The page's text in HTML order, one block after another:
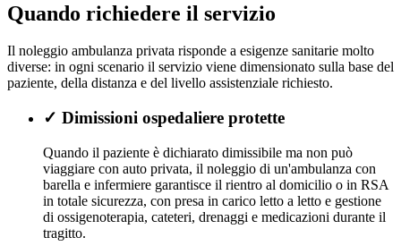
Quando richiedere il servizio
Il noleggio ambulanza privata risponde a esigenze sanitarie molto
diverse: in ogni scenario il servizio viene dimensionato sulla base del
paziente, della distanza e del livello assistenziale richiesto.
✓ Dimissioni ospedaliere protette
Quando il paziente è dichiarato dimissibile ma non può
viaggiare con auto privata, il noleggio di un'ambulanza con
barella e infermiere garantisce il rientro al domicilio o in RSA
in totale sicurezza, con presa in carico letto a letto e gestione
di ossigenoterapia, cateteri, drenaggi e medicazioni durante il
tragitto.